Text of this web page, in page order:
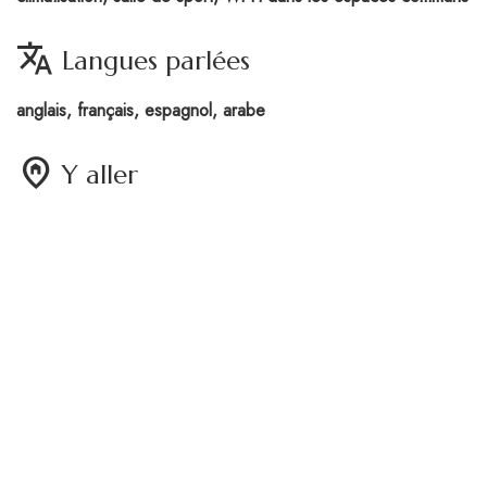
translate Langues parlées
anglais, français, espagnol, arabe
home_pin Y aller